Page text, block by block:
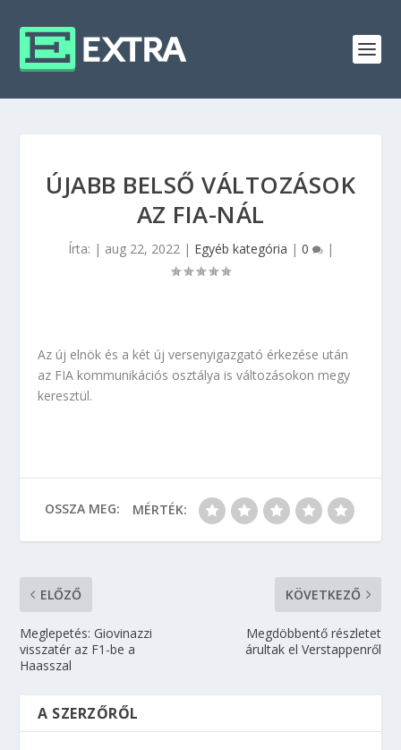
ÚJABB BELSŐ VÁLTOZÁSOK
AZ FIA-NÁL
Írta: | aug 22, 2022| Egyéb kategória | 0 |
Az új elnök és a két új versenyigazgató érkezése után
az FIA kommunikációs osztálya is változásokon megy
keresztül.
OSSZA MEG: MÉRTÉK:
ELŐZŐ
Meglepetés: Giovinazzi
visszatér az F1-be a
Haasszal
KÖVETKEZŐ
Megdöbbentő részletet
árultak el Verstappenről
A SZERZŐRŐL